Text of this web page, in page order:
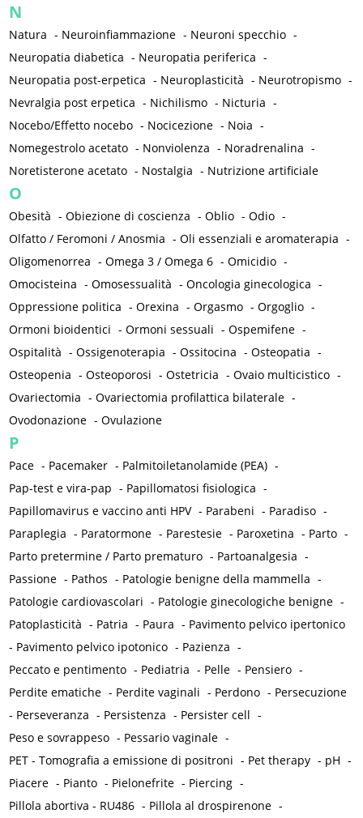
N
Natura - Neuroinfiammazione - Neuroni specchio -
Neuropatia diabetica - Neuropatia periferica -
Neuropatia post-erpetica - Neuroplasticità - Neurotropismo -
Nevralgia post erpetica - Nichilismo - Nicturia -
Nocebo/Effetto nocebo - Nocicezione - Noia -
Nomegestrolo acetato - Nonviolenza - Noradrenalina -
Noretisterone acetato - Nostalgia - Nutrizione artificiale
O
Obesità -Obiezione di coscienza -Oblio -Odio -
Olfatto / Feromoni / Anosmia -Oli essenziali e aromaterapia -
Oligomenorrea -Omega 3 / Omega 6 -Omicidio -
Omocisteina -Omosessualità -Oncologia ginecologica -
Oppressione politica -Orexina -Orgasmo -Orgoglio -
Ormoni bioidentici -Ormoni sessuali -Ospemifene -
Ospitalità -Ossigenoterapia -Ossitocina -Osteopatia -
Osteopenia -Osteoporosi -Ostetricia -Ovaio multicistico -
Ovariectomia -Ovariectomia profilattica bilaterale -
Ovodonazione -Ovulazione
P
Pace - Pacemaker - Palmitoiletanolamide (PEA) -
Pap-test e vira-pap - Papillomatosi fisiologica -
Papillomavirus e vaccino anti HPV - Parabeni - Paradiso -
Paraplegia - Paratormone - Parestesie - Paroxetina - Parto -
Parto pretermine / Parto prematuro - Partoanalgesia -
Passione - Pathos - Patologie benigne della mammella -
Patologie cardiovascolari - Patologie ginecologiche benigne -
Patoplasticità - Patria - Paura - Pavimento pelvico ipertonico
- Pavimento pelvico ipotonico - Pazienza -
Peccato e pentimento - Pediatria - Pelle - Pensiero -
Perdite ematiche - Perdite vaginali - Perdono - Persecuzione
- Perseveranza - Persistenza - Persister cell -
Peso e sovrappeso - Pessario vaginale -
PET - Tomografia a emissione di positroni - Pet therapy - pH -
Piacere - Pianto - Pielonefrite - Piercing -
Pillola abortiva - RU486 - Pillola al drospirenone -